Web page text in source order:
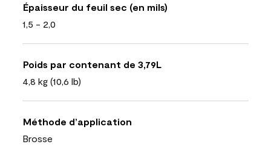
Épaisseur du feuil sec (en mils)
1,5 - 2,0
Poids par contenant de 3,79L
4,8 kg (10,6 lb)
Méthode d’application
Brosse